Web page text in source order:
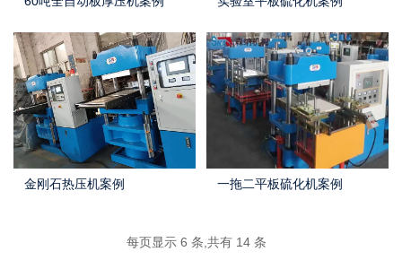
金刚石热压机案例 一拖二平板硫化机案例
每页显示 6 条,共有 14 条